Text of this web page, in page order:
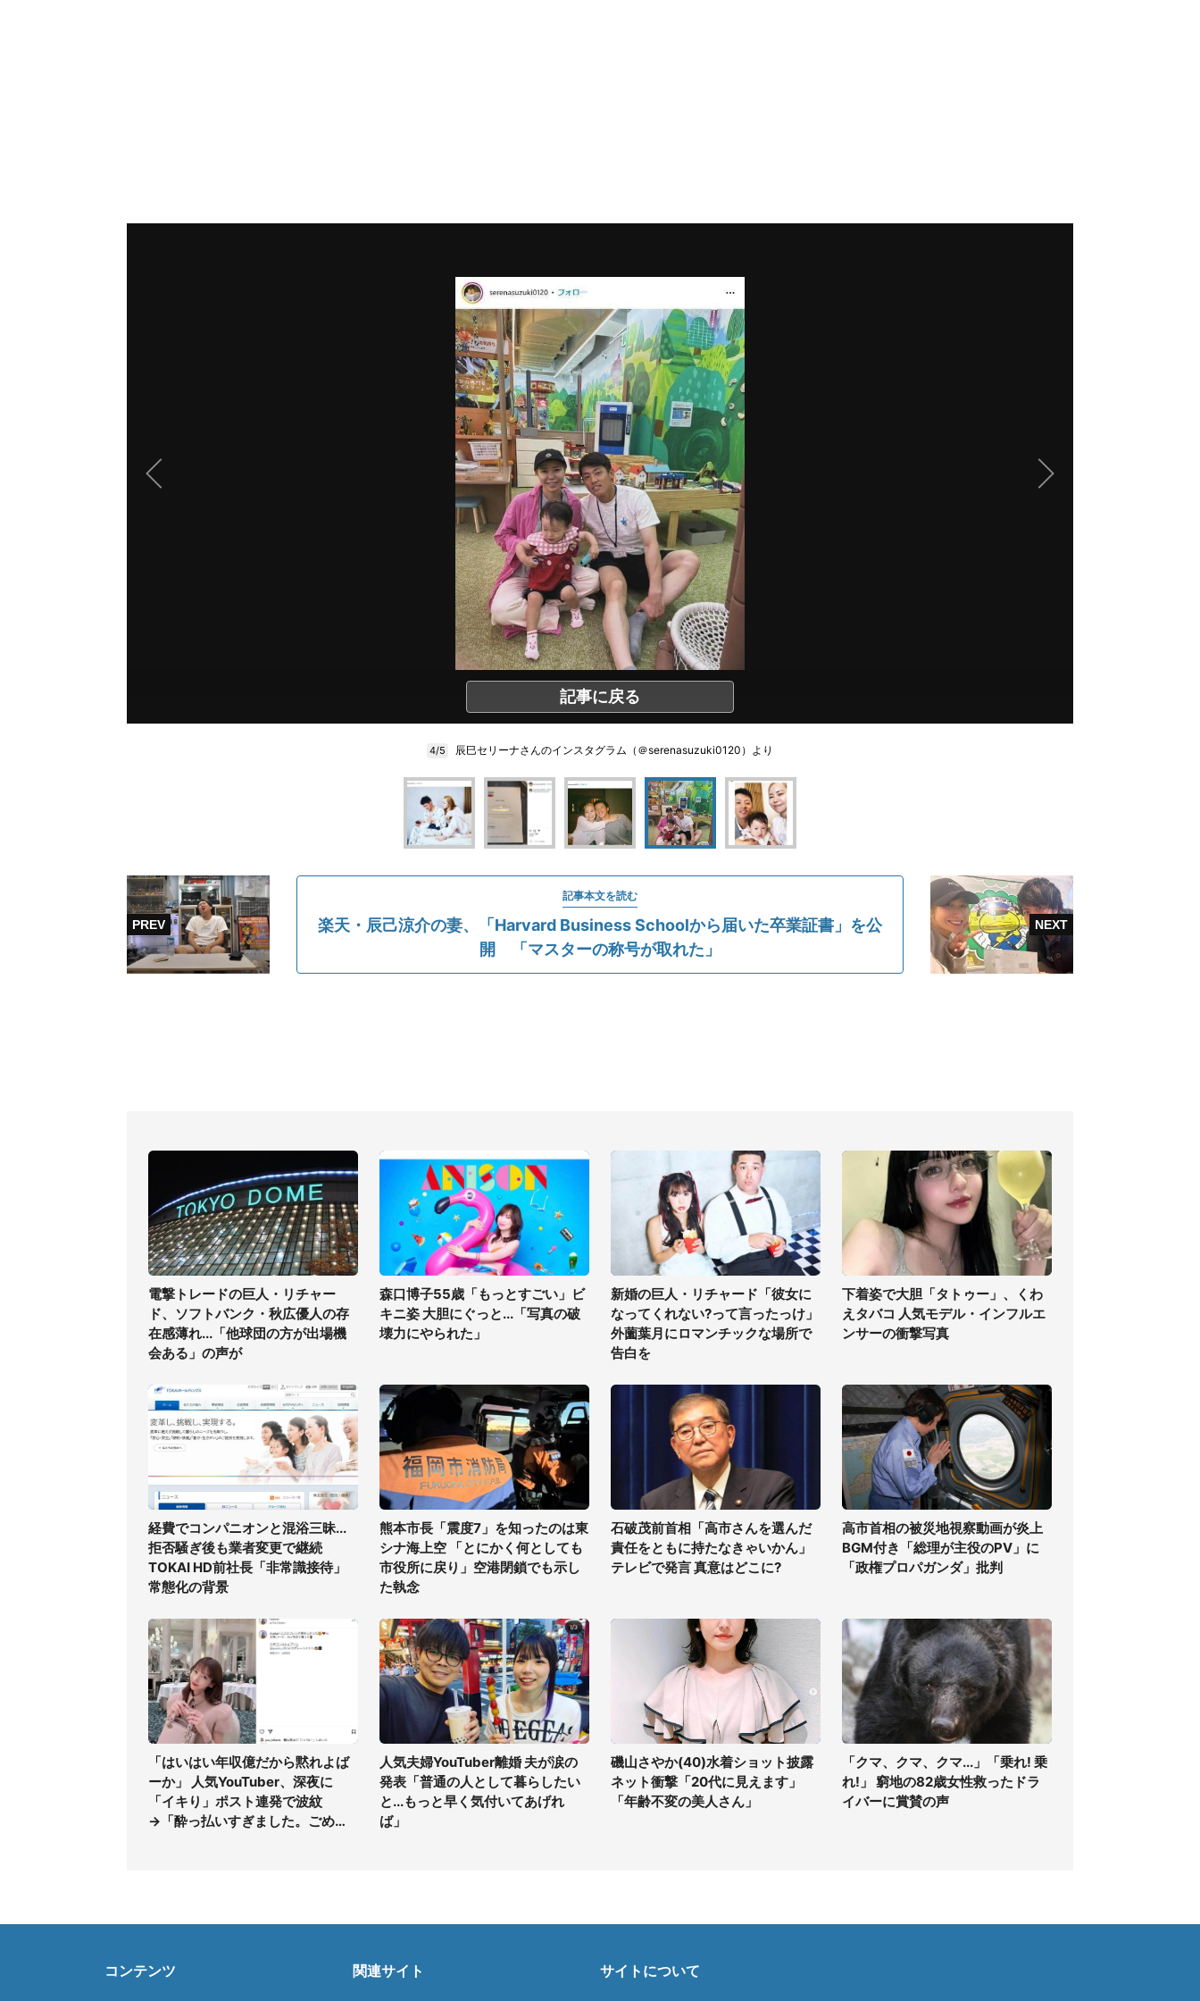
記事に戻る
4/5 辰巳セリーナさんのインスタグラム（＠serenasuzuki0120）より
記事本文を読む
楽天・辰己涼介の妻、「Harvard Business Schoolから届いた卒業証書」を公
開 「マスターの称号が取れた」
電撃トレードの巨人・リチャー
ド、ソフトバンク・秋広優人の存
在感薄れ...「他球団の方が出場機
会ある」の声が
森口博子55歳「もっとすごい」ビ
キニ姿 大胆にぐっと...「写真の破
壊力にやられた」
新婚の巨人・リチャード「彼女に
なってくれない?って言ったっけ」
外薗葉月にロマンチックな場所で
告白を
下着姿で大胆「タトゥー」、くわ
えタバコ 人気モデル・インフルエ
ンサーの衝撃写真
経費でコンパニオンと混浴三昧...
拒否騒ぎ後も業者変更で継続
TOKAI HD前社長「非常識接待」
常態化の背景
熊本市長「震度7」を知ったのは東
シナ海上空 「とにかく何としても
市役所に戻り」空港閉鎖でも示し
た執念
石破茂前首相「高市さんを選んだ
責任をともに持たなきゃいかん」
テレビで発言 真意はどこに?
高市首相の被災地視察動画が炎上
BGM付き「総理が主役のPV」に
「政権プロパガンダ」批判
「はいはい年収億だから黙れよば
ーか」 人気YouTuber、深夜に
「イキり」ポスト連発で波紋
→「酔っ払いすぎました。ごめん
人気夫婦YouTuber離婚 夫が涙の
発表「普通の人として暮らしたい
と...もっと早く気付いてあげれ
ば」
磯山さやか(40)水着ショット披露
ネット衝撃「20代に見えます」
「年齢不変の美人さん」
「クマ、クマ、クマ...」「乗れ! 乗
れ!」 窮地の82歳女性救ったドラ
イバーに賞賛の声
コンテンツ 関連サイト サイトについて